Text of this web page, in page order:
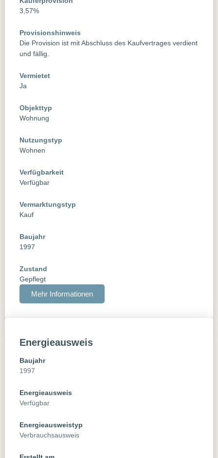
3,57%
Provisionshinweis
Die Provision ist mit Abschluss des Kaufvertrages verdient
und fällig.
Vermietet
Ja
Objekttyp
Wohnung
Nutzungstyp
Wohnen
Verfügbarkeit
Verfügbar
Vermarktungstyp
Kauf
Baujahr
1997
Zustand
Gepflegt
Mehr Informationen
Energieausweis
Baujahr
1997
Energieausweis
Verfügbar
Energie­ausweistyp
Verbrauchsausweis